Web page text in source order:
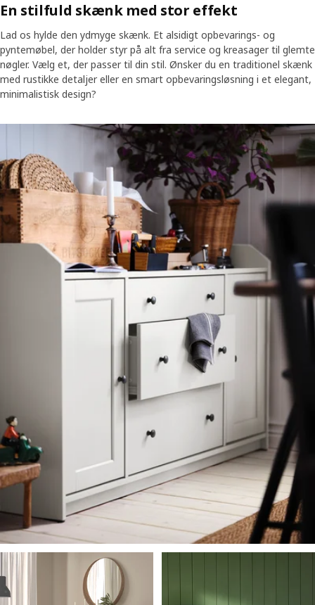
En stilfuld skænk med stor effekt
Lad os hylde den ydmyge skænk. Et alsidigt opbevarings- og
pyntemøbel, der holder styr på alt fra service og kreasager til glemte
nøgler. Vælg et, der passer til din stil. Ønsker du en traditionel skænk
med rustikke detaljer eller en smart opbevaringsløsning i et elegant,
minimalistisk design?